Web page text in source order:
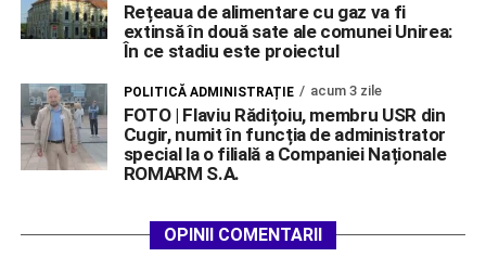
Rețeaua de alimentare cu gaz va fi
extinsă în două sate ale comunei Unirea:
În ce stadiu este proiectul
POLITICĂ ADMINISTRAȚIE acum 3 zile
FOTO | Flaviu Rădițoiu, membru USR din
Cugir, numit în funcția de administrator
special la o filială a Companiei Naționale
ROMARM S.A.
OPINII COMENTARII